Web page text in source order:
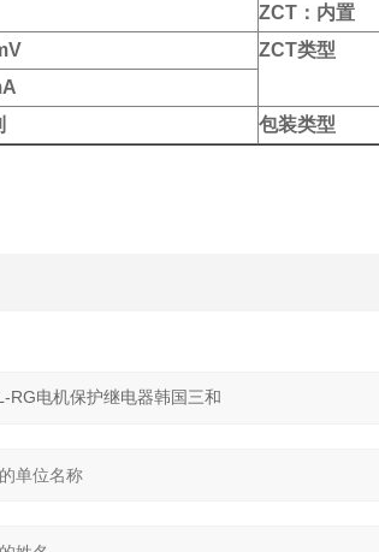
ZCT：内置
ZCT类型
包装类型